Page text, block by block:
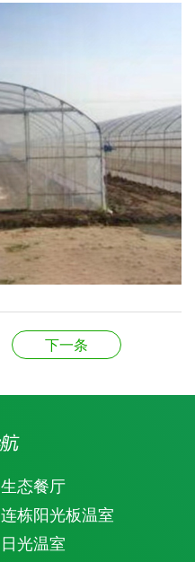
下一条
生态餐厅
连栋阳光板温室
日光温室